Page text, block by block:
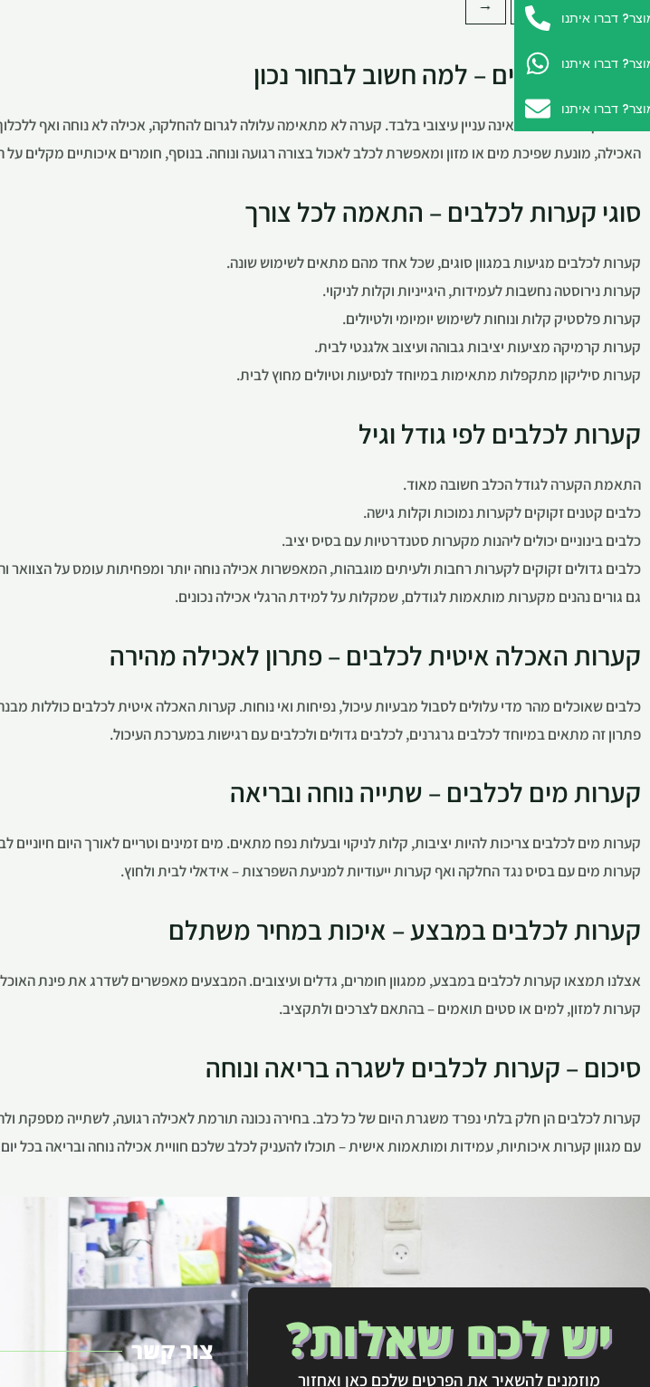
3
←
קערות לכלבים – למה חשוב לבחור נכון
בחירת קערות לכלבים אינה עניין עיצובי בלבד. קערה לא מתאימה עלולה לגרום להחלקה, אכילה לא נוחה ואף
האכילה, מונעת שפיכת מים או מזון ומאפשרת לכלב לאכול בצורה רגועה ונוחה. בנוסף, חומרים איכותיים מקלים על
סוגי קערות לכלבים – התאמה לכל צורך
קערות לכלבים מגיעות במגוון סוגים, שכל אחד מהם מתאים לשימוש שונה.
קערות נירוסטה נחשבות לעמידות, היגייניות וקלות לניקוי.
קערות פלסטיק קלות ונוחות לשימוש יומיומי ולטיולים.
קערות קרמיקה מציעות יציבות גבוהה ועיצוב אלגנטי לבית.
קערות סיליקון מתקפלות מתאימות במיוחד לנסיעות וטיולים מחוץ לבית.
קערות לכלבים לפי גודל וגיל
התאמת הקערה לגודל הכלב חשובה מאוד.
כלבים קטנים זקוקים לקערות נמוכות וקלות גישה.
כלבים בינוניים יכולים ליהנות מקערות סטנדרטיות עם בסיס יציב.
כלבים גדולים זקוקים לקערות רחבות ולעיתים מוגבהות, המאפשרות אכילה נוחה יותר ומפחיתות עומס על הצוואר
גם גורים נהנים מקערות מותאמות לגודלם, שמקלות על למידת הרגלי אכילה נכונים.
קערות האכלה איטית לכלבים – פתרון לאכילה מהירה
כלבים שאוכלים מהר מדי עלולים לסבול מבעיות עיכול, נפיחות ואי נוחות. קערות האכלה איטית לכלבים כוללות
פתרון זה מתאים במיוחד לכלבים גרגרנים, לכלבים גדולים ולכלבים עם רגישות במערכת העיכול.
קערות מים לכלבים – שתייה נוחה ובריאה
קערות מים לכלבים צריכות להיות יציבות, קלות לניקוי ובעלות נפח מתאים. מים זמינים וטריים לאורך היום
קערות מים עם בסיס נגד החלקה ואף קערות ייעודיות למניעת השפרצות – אידאלי לבית ולחוץ.
קערות לכלבים במבצע – איכות במחיר משתלם
אצלנו תמצאו קערות לכלבים במבצע, ממגוון חומרים, גדלים ועיצובים. המבצעים מאפשרים לשדרג את פינת
קערות למזון, למים או סטים תואמים – בהתאם לצרכים ולתקציב.
סיכום – קערות לכלבים לשגרה בריאה ונוחה
קערות לכלבים הן חלק בלתי נפרד משגרת היום של כל כלב. בחירה נכונה תורמת לאכילה רגועה, לשתייה מספקת
עם מגוון קערות איכותיות, עמידות ומותאמות אישית – תוכלו להעניק לכלב שלכם חוויית אכילה נוחה ובריאה בכל יום
יש לכם שאלות?
מוזמנים להשאיר את הפרטים שלכם כאן ואחזור
צור קשר
דברו איתנו
דברו איתנו
דברו איתנו